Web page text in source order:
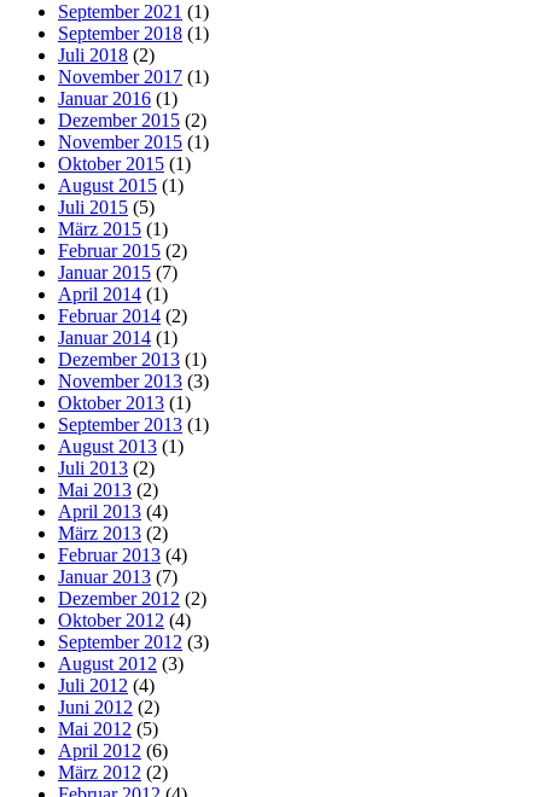
September 2021 (1)
September 2018 (1)
Juli 2018 (2)
November 2017 (1)
Januar 2016 (1)
Dezember 2015 (2)
November 2015 (1)
Oktober 2015 (1)
August 2015 (1)
Juli 2015 (5)
März 2015 (1)
Februar 2015 (2)
Januar 2015 (7)
April 2014 (1)
Februar 2014 (2)
Januar 2014 (1)
Dezember 2013 (1)
November 2013 (3)
Oktober 2013 (1)
September 2013 (1)
August 2013 (1)
Juli 2013 (2)
Mai 2013 (2)
April 2013 (4)
März 2013 (2)
Februar 2013 (4)
Januar 2013 (7)
Dezember 2012 (2)
Oktober 2012 (4)
September 2012 (3)
August 2012 (3)
Juli 2012 (4)
Juni 2012 (2)
Mai 2012 (5)
April 2012 (6)
März 2012 (2)